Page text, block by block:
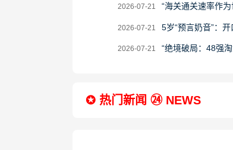
21
07-
21
2026-
07-
21
2026-07-21 “海关通关速率作
2026-
07-
2026-07-21 5岁“预言奶音”：
2026-
2026-07-21 “绝境破局：48强
✪ 热门新闻 ㉔ NEWS